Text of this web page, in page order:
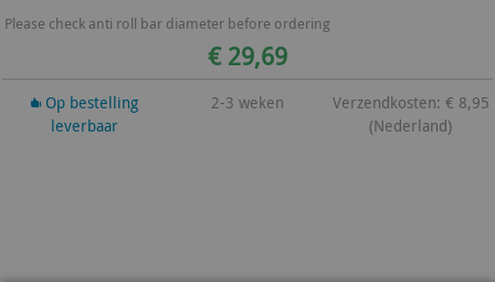
Please check anti roll bar diameter before ordering
€ 29,69
Op bestelling
leverbaar
2-3 weken
Verzendkosten: € 8,95
(Nederland)